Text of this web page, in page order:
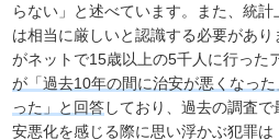
らない」と述べています。また、統
は相当に厳しいと認識する必要があ
がネットで15歳以上の5千人に行った
が「過去10年の間に治安が悪くなっ
った」と回答しており、過去の調査
安悪化を感じる際に思い浮かぶ犯罪は